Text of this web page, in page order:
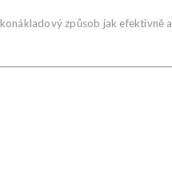
způsob jak efektivně a